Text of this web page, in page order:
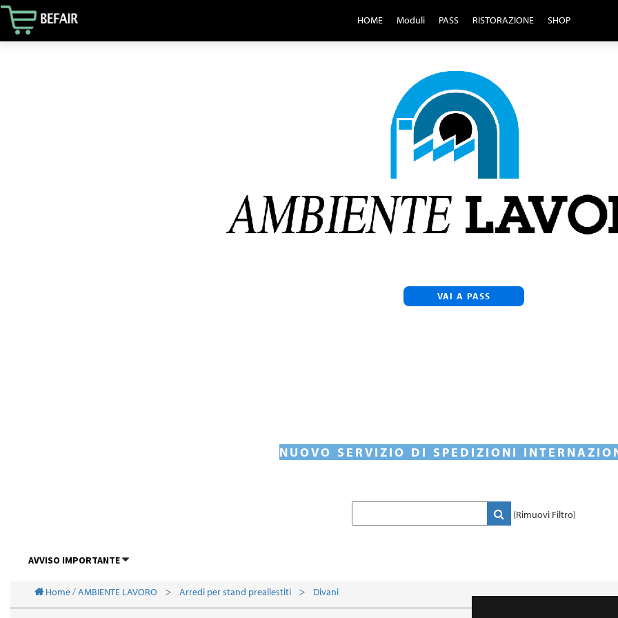
HOME Moduli PASS RISTORAZIONE SHOP
VAI A PASS
NUOVO SERVIZIO DI SPEDIZIONI
(Rimuovi Filtro)
AVVISO IMPORTANTE
Home / AMBIENTE LAVORO Arredi per stand preallestiti Divani